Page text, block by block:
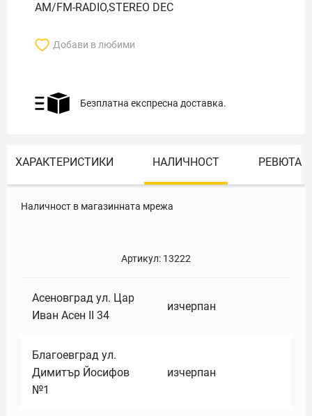
AM/FM-RADIO,STEREO DEC
Добави в любими
Безплатна експресна доставка.
ХАРАКТЕРИСТИКИ НАЛИЧНОСТ РЕВЮТА
Наличност в магазинната мрежа
Артикул: 13222
Асеновград ул. Цар
Иван Асен II 34
изчерпан
Благоевград ул.
Димитър Йосифов
№1
изчерпан